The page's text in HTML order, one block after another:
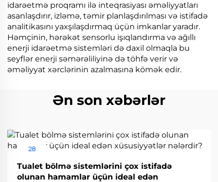
idarəetmə proqramı ilə inteqrasiyası əməliyyatları
asanlaşdırır, izləmə, təmir planlaşdırılması və istifadə
analitikasını yaxşılaşdırmaq üçün imkanlar yaradır.
Həmçinin, hərəkət sensorlu işıqlandırma və ağıllı
enerji idarəetmə sistemləri də daxil olmaqla bu
seyflər enerji səmərəliliyinə də töhfə verir və
əməliyyat xərclərinin azalmasına kömək edir.
Ən son xəbərlər
28
Tualet bölmə sistemlərini çox istifadə
olunan hamamlar üçün ideal edən